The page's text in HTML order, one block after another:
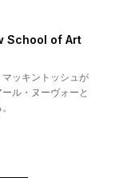
School of Art
ッキントッシュが
ル・ヌーヴォーと